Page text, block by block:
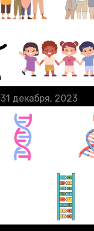
31 декабря, 2023